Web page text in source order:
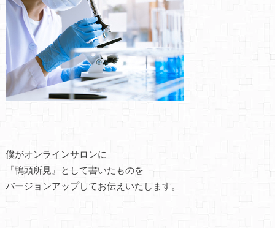
僕がオンラインサロンに
『鴨頭所見』として書いたものを
バージョンアップしてお伝えいたします。